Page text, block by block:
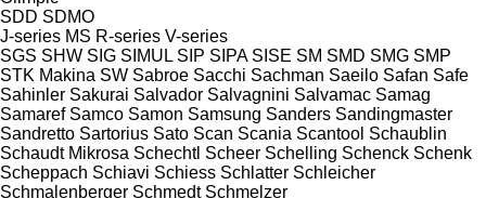
SDD SDMO
J-series MS R-series V-series
SGS SHW SIG SIMUL SIP SIPA SISE SM SMD SMG SMP
STK Makina SW Sabroe Sacchi Sachman Saeilo Safan Safe
Sahinler Sakurai Salvador Salvagnini Salvamac Samag
Samaref Samco Samon Samsung Sanders Sandingmaster
Sandretto Sartorius Sato Scan Scania Scantool Schaublin
Schaudt Mikrosa Schechtl Scheer Schelling Schenck Schenk
Scheppach Schiavi Schiess Schlatter Schleicher
Schmalenberger Schmedt Schmelzer